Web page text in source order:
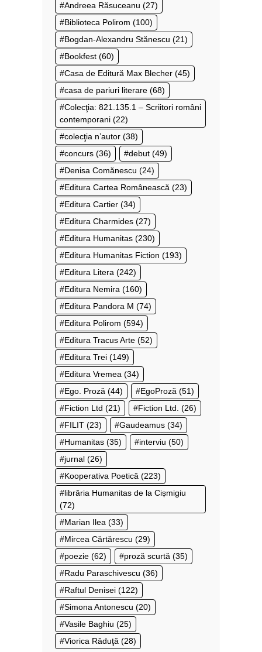
Andreea Răsuceanu (27)
Biblioteca Polirom (100)
Bogdan-Alexandru Stănescu (21)
Bookfest (60)
Casa de Editură Max Blecher (45)
casa de pariuri literare (68)
Colecţia: 821.135.1 – Scriitori români
contemporani (22)
colecţia n’autor (38)
concurs (36) debut (49)
Denisa Comănescu (24)
Editura Cartea Românească (23)
Editura Cartier (34)
Editura Charmides (27)
Editura Humanitas (230)
Editura Humanitas Fiction (193)
Editura Litera (242)
Editura Nemira (160)
Editura Pandora M (74)
Editura Polirom (594)
Editura Tracus Arte (52)
Editura Trei (149)
Editura Vremea (34)
Ego. Proză (44) EgoProză (51)
Fiction Ltd (21) Fiction Ltd. (26)
FILIT (23) Gaudeamus (34)
Humanitas (35) interviu (50)
jurnal (26)
Kooperativa Poetică (223)
librăria Humanitas de la Cișmigiu
(72)
Marian Ilea (33)
Mircea Cărtărescu (29)
poezie (62) proză scurtă (35)
Radu Paraschivescu (36)
Raftul Denisei (122)
Simona Antonescu (20)
Vasile Baghiu (25)
Viorica Răduţă (28)